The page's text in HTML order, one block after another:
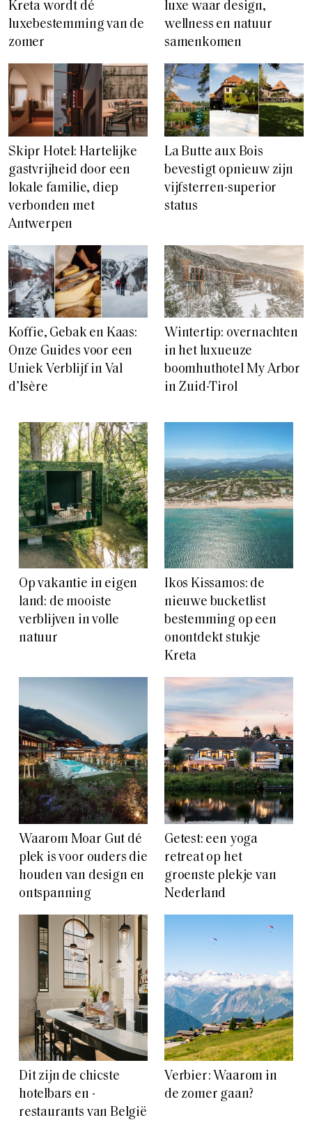
Kreta wordt dé
luxebestemming van de
zomer
luxe waar design,
wellness en natuur
samenkomen
Skipr Hotel: Hartelijke
gastvrijheid door een
lokale familie, diep
verbonden met
Antwerpen
La Butte aux Bois
bevestigt opnieuw zijn
vijfsterren-superior
status
Koffie, Gebak en Kaas:
Onze Guides voor een
Uniek Verblijf in Val
d’Isère
Wintertip: overnachten
in het luxueuze
boomhuthotel My Arbor
in Zuid-Tirol
Op vakantie in eigen
land: de mooiste
verblijven in volle
natuur
Ikos Kissamos: de
nieuwe bucketlist
bestemming op een
onontdekt stukje
Kreta
Waarom Moar Gut dé
plek is voor ouders die
houden van design en
ontspanning
Getest: een yoga
retreat op het
groenste plekje van
Nederland
Dit zijn de chicste
hotelbars en -
restaurants van België
Verbier: Waarom in
de zomer gaan?